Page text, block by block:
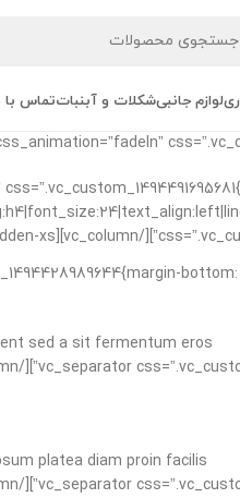
لوازم جانبیشکلات و آبنباتتماس با
sed a sit fermentum eros.
platea diam proin facilis.